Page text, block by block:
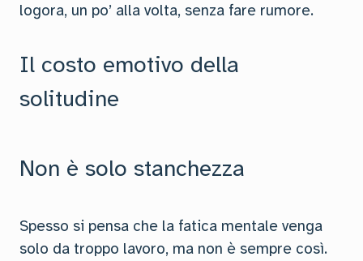
logora, un po’ alla volta, senza fare rumore.
Il costo emotivo della
solitudine
Non è solo stanchezza
Spesso si pensa che la fatica mentale venga
solo da troppo lavoro, ma non è sempre così.